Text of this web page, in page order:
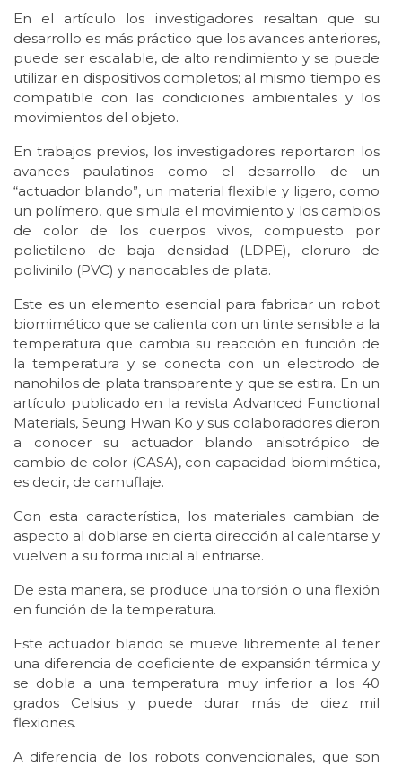
En el artículo los investigadores resaltan que su
desarrollo es más práctico que los avances anteriores,
puede ser escalable, de alto rendimiento y se puede
utilizar en dispositivos completos; al mismo tiempo es
compatible con las condiciones ambientales y los
movimientos del objeto.
En trabajos previos, los investigadores reportaron los
avances paulatinos como el desarrollo de un
“actuador blando”, un material flexible y ligero, como
un polímero, que simula el movimiento y los cambios
de color de los cuerpos vivos, compuesto por
polietileno de baja densidad (LDPE), cloruro de
polivinilo (PVC) y nanocables de plata.
Este es un elemento esencial para fabricar un robot
biomimético que se calienta con un tinte sensible a la
temperatura que cambia su reacción en función de
la temperatura y se conecta con un electrodo de
nanohilos de plata transparente y que se estira. En un
artículo publicado en la revista Advanced Functional
Materials, Seung Hwan Ko y sus colaboradores dieron
a conocer su actuador blando anisotrópico de
cambio de color (CASA), con capacidad biomimética,
es decir, de camuflaje.
Con esta característica, los materiales cambian de
aspecto al doblarse en cierta dirección al calentarse y
vuelven a su forma inicial al enfriarse.
De esta manera, se produce una torsión o una flexión
en función de la temperatura.
Este actuador blando se mueve libremente al tener
una diferencia de coeficiente de expansión térmica y
se dobla a una temperatura muy inferior a los 40
grados Celsius y puede durar más de diez mil
flexiones.
A diferencia de los robots convencionales, que son